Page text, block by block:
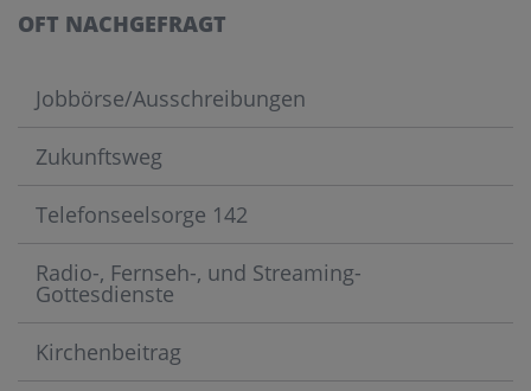
OFT NACHGEFRAGT
Jobbörse/Ausschreibungen
Zukunftsweg
Telefonseelsorge 142
Radio-, Fernseh-, und Streaming-
Gottesdienste
Kirchenbeitrag